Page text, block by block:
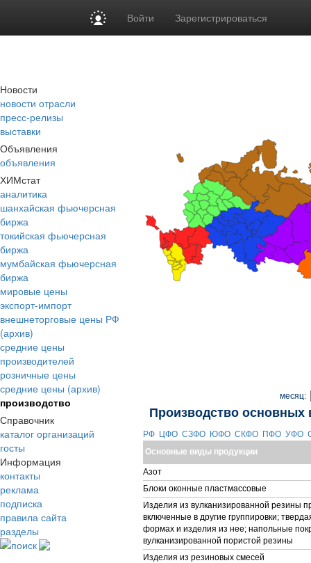
Войти Зарегистрироваться
Новости
новости отрасли
пресс-релизы
выставки
Объявления
объявления
ХИМстат
аналитика
шанхайская фьючерсная
биржа
токийская фьючерсная
биржа
мумбайская фьючерсная
биржа
мировые цены
экспорт-импорт
внешнеторговые цены РФ
(архив)
средние цены
производителей
розничные цены
средние цены (архив)
производство
Справочник
каталог организаций
госты
Информация
контакты
реклама
подписка
правила сайта
разделы
поиск
месяц:
Производство основных
РФ ЦФО СЗФО ЮФО СКФО ПФО УФО
Основные виды продукции
Азот
Блоки оконные пластмассовые
Изделия из вулканизированной резины
включенные в другие группировки;
формах и изделия из нее; напольные
вулканизированной пористой резины
Изделия из резиновых смесей